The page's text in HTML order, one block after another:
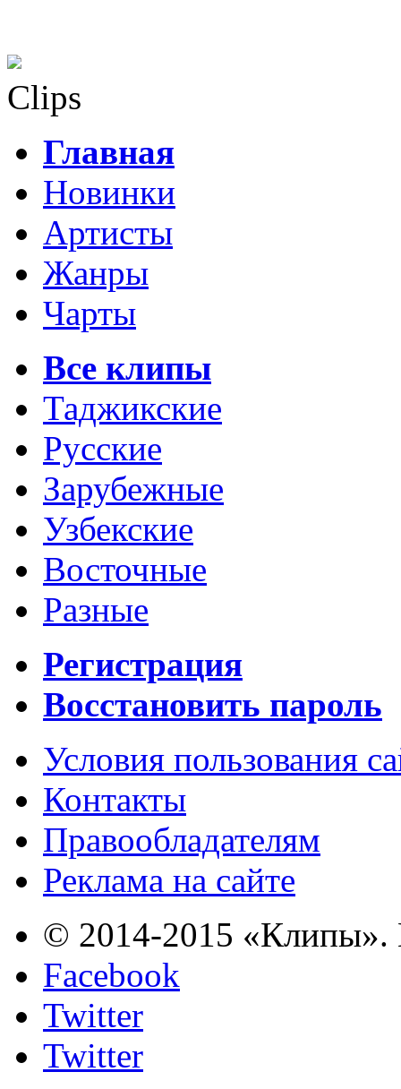
Clips
Главная
Новинки
Артисты
Жанры
Чарты
Все клипы
Таджикские
Русские
Зарубежные
Узбекские
Восточные
Разные
Регистрация
Восстановить пароль
Условия пользования
Контакты
Правообладателям
Реклама на сайте
© 2014-2015 «Клипы».
Facebook
Twitter
Twitter